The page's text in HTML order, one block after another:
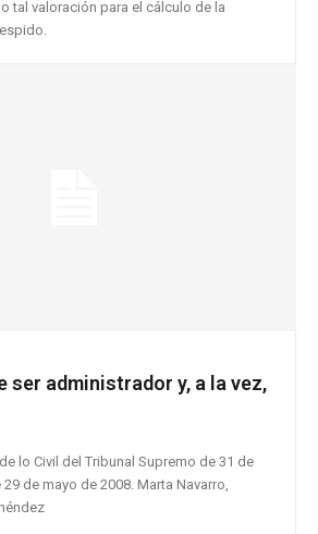
tal valoración para el cálculo de la
ser administrador y, a la vez,
lo Civil del Tribunal Supremo de 31 de
de mayo de 2008. Marta Navarro,